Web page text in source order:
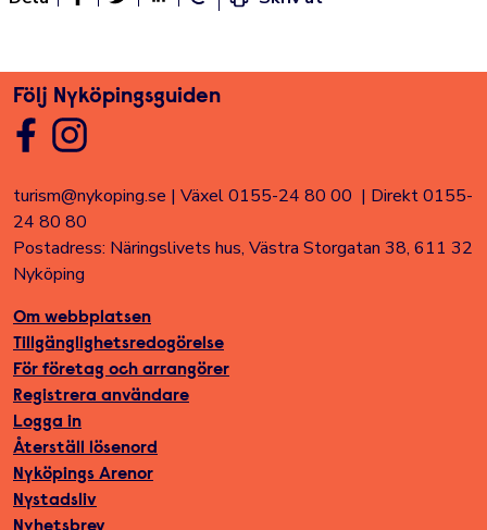
Dela sidan på Facebook
E-post
Följ Nyköpingsguiden
turism@nykoping.se | Växel 0155-24 80 00 | Direkt 0155-
24 80 80
Postadress: Näringslivets hus, Västra Storgatan 38, 611 32
Nyköping
Om webbplatsen
Tillgänglighetsredogörelse
För företag och arrangörer
Registrera användare
Logga in
Återställ lösenord
Nyköpings Arenor
Nystadsliv